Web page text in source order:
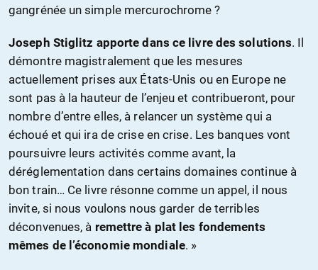
gangrénée un simple mercurochrome ?
Joseph Stiglitz apporte dans ce livre des solutions. Il
démontre magistralement que les mesures
actuellement prises aux États-Unis ou en Europe ne
sont pas à la hauteur de l’enjeu et contribueront, pour
nombre d’entre elles, à relancer un système qui a
échoué et qui ira de crise en crise. Les banques vont
poursuivre leurs activités comme avant, la
déréglementation dans certains domaines continue à
bon train… Ce livre résonne comme un appel, il nous
invite, si nous voulons nous garder de terribles
déconvenues, à remettre à plat les fondements
mêmes de l’économie mondiale. »